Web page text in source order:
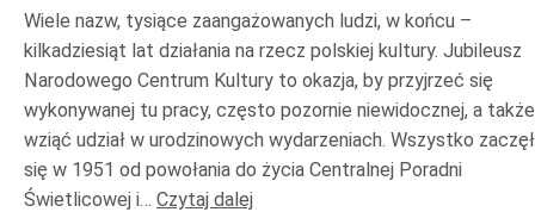
Wiele nazw, tysiące zaangażowanych ludzi, w końcu –
kilkadziesiąt lat działania na rzecz polskiej kultury. Jubileusz
Narodowego Centrum Kultury to okazja, by przyjrzeć się
wykonywanej tu pracy, często pozornie niewidocznej, a także
wziąć udział w urodzinowych wydarzeniach. Wszystko
się w 1951 od powołania do życia Centralnej Poradni
Świetlicowej i… Czytaj dalej